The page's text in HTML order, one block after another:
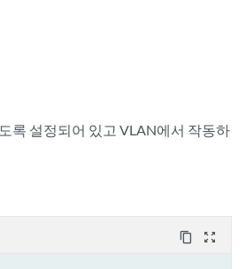
록 설정되어 있고 VLAN에서 작동하
content_copy zoom_out_map